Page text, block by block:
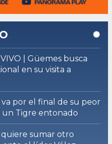
| Güemes busca
en su visita a
va por el final de su peor
un Tigre entonado
quiere sumar otro